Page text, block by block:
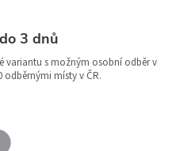
3 dnů
variantu s možným osobní odběr v
odběrnými místy v ČR.